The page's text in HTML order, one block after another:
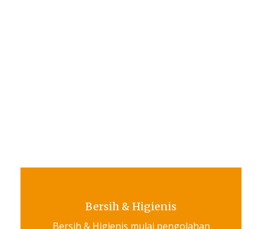
Bersih & Higienis
Bersih & Higienis mulai pengolahan